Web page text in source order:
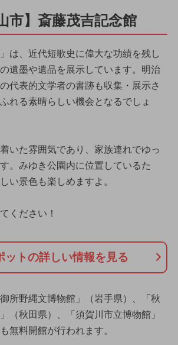
市】斎藤茂吉記念館
は、近代短歌史に偉大な功績を残し
遺墨や遺品を展示しています。明治
代表的文学者の書跡も収集・展示さ
れる素晴らしい機会となるでしょ
いた雰囲気であり、家族連れでゆっ
。みゆき公園内に位置しているた
い景色も楽しめますよ。
ください！
ットの詳しい情報を見る
所野縄文博物館」（岩手県）、「秋
（秋田県）、「須賀川市立博物館」
無料開館が行われます。